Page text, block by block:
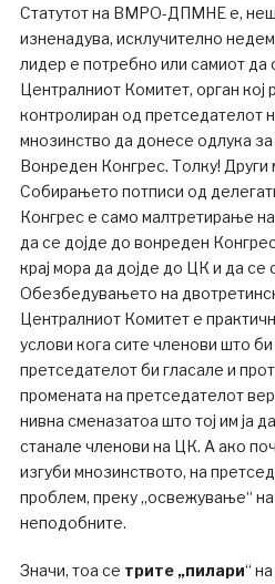
Статутот на ВМРО-ДПМНЕ е,
изненадува, исклучително
лидер е потребно или самиот да
Централниот Комитет, орган кој
контролиран од претседателот
мнозинство да донесе одлука
Вонреден Конгрес. Толку! Други
Собирањето потписи од
Конгрес е само малтретирање
да се дојде до вонреден
крај мора да дојде до ЦК и да се
Обезбедувањето на
Централниот Комитет е
услови кога сите членови што
претседателот би гласале и
промената на претседателот
нивна сменазатоа што тој им ја
станале членови на ЦК. А ако
изгуби мнозинството, на
проблем, преку „освежување“ на
неподобните.
Значи, тоа се трите „пилари“